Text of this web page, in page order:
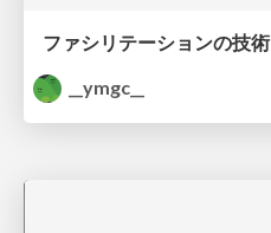
ファシリテーションの技術
__ymgc__